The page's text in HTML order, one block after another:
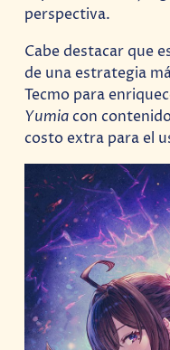
perspectiva.
Cabe destacar que
de una estrategia
Tecmo para
Yumiacon
costo extra para el